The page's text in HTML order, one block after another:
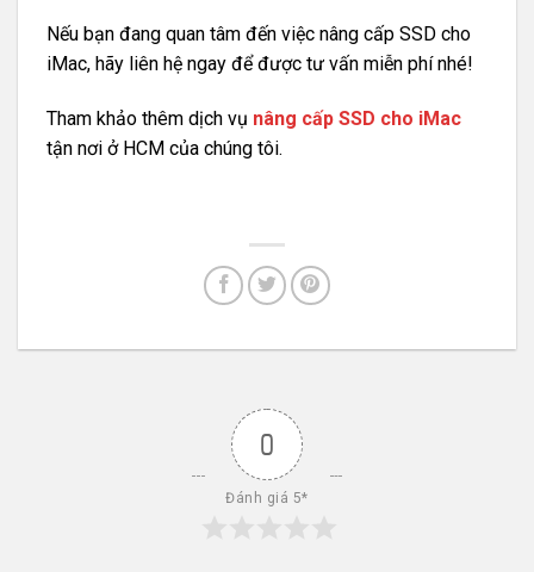
Nếu bạn đang quan tâm đến việc nâng cấp SSD cho
iMac, hãy liên hệ ngay để được tư vấn miễn phí nhé!
Tham khảo thêm dịch vụ nâng cấp SSD cho iMac
tận nơi ở HCM của chúng tôi.
0
Đánh giá 5*